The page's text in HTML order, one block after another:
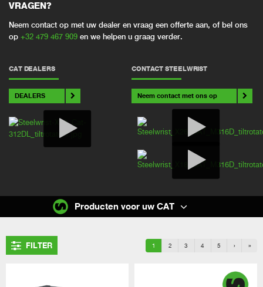
VRAGEN?
Neem contact op met uw dealer en vraag een offerte aan, of bel ons
op +32 479 467 909 en we helpen u graag verder.
CAT DEALERS
DEALERS
CONTACT STEELWRIST
Neem contact met ons op
FILTER 1 2 3 4 5 › »
Producten voor uw CAT